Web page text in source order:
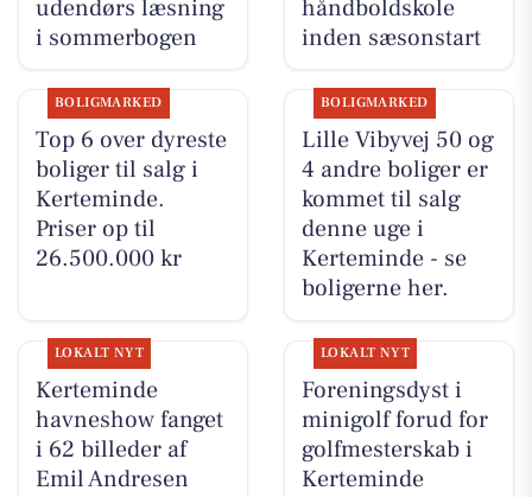
udendørs læsning
i sommerbogen
håndboldskole
inden sæsonstart
BOLIGMARKED
Top 6 over dyreste
boliger til salg i
Kerteminde.
Priser op til
26.500.000 kr
BOLIGMARKED
Lille Vibyvej 50 og
4 andre boliger er
kommet til salg
denne uge i
Kerteminde - se
boligerne her.
LOKALT NYT
Kerteminde
havneshow fanget
i 62 billeder af
Emil Andresen
LOKALT NYT
Foreningsdyst i
minigolf forud for
golfmesterskab i
Kerteminde